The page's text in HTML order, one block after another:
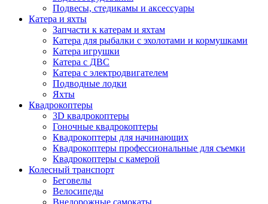
Подвесы, стедикамы и аксессуары
Катера и яхты
Запчасти к катерам и яхтам
Катера для рыбалки с эхолотами и кормушками
Катера игрушки
Катера с ДВС
Катера с электродвигателем
Подводные лодки
Яхты
Квадрокоптеры
3D квадрокоптеры
Гоночные квадрокоптеры
Квадрокоптеры для начинающих
Квадрокоптеры профессиональные для съемки
Квадрокоптеры с камерой
Колесный транспорт
Беговелы
Велосипеды
Внедорожные самокаты